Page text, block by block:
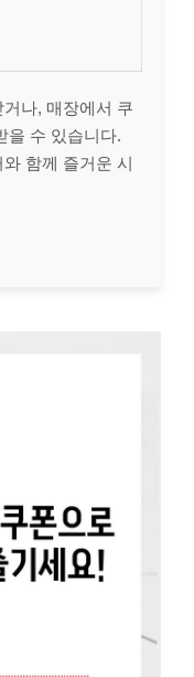
나, 매장에서 쿠
을 수 있습니다.
함께 즐거운 시